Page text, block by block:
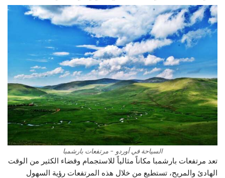
السياحة في أوردو – مرتفعات بارشمبا
تعد مرتفعات بارشمبا مكاناً مثالياً للاستجمام وقضاء الكثير من الوقت
الهادئ والمريح، تستطيع من خلال هذه المرتفعات رؤية السهول